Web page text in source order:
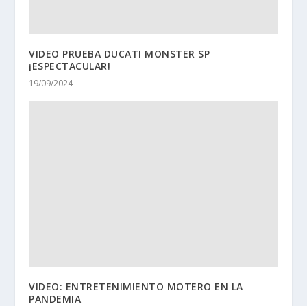
VIDEO PRUEBA DUCATI MONSTER SP
¡ESPECTACULAR!
19/09/2024
VIDEO: ENTRETENIMIENTO MOTERO EN LA
PANDEMIA